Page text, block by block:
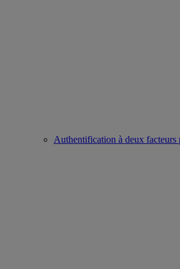
Authentification à deux facteurs